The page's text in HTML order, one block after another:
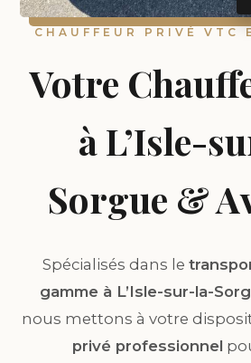
CHAUFFEUR PRIVÉ VTC
Votre
à L’Isle-
Sorgue &
Spécialisés dans le
gamme à L’Isle-sur-la-
nous mettons à votre
privé professionnel